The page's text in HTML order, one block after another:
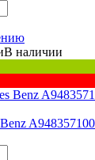
В наличии